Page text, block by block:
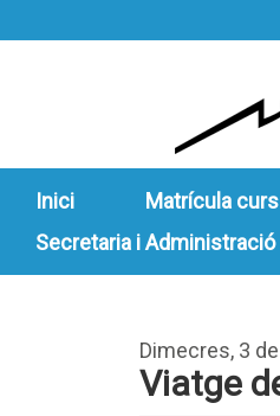
Inici Matrícula
Secretaria i Administració
Dimecres, 3
Viatge